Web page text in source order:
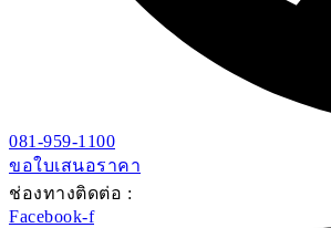
081-959-1100
ขอใบเสนอราคา
ช่องทางติดต่อ :
Facebook-f